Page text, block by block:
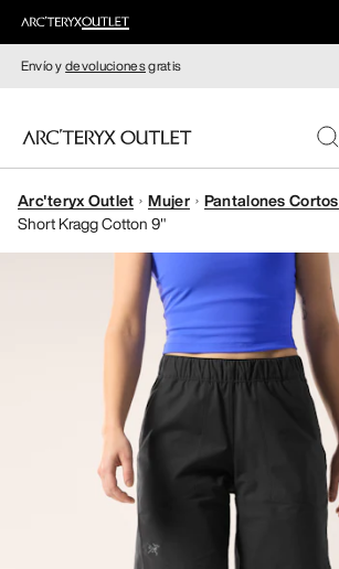
Envío ydevolucionesgratis
MUJERE
Arc'teryx Outlet Mujer
Pantalones Cortos
Short Kragg Cotton 9"